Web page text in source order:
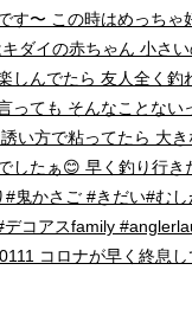
す〜 この時はめっちゃ
ダイの赤ちゃん 小さ
しんでたら 友人全く釣
っても そんなことな
い方で粘ってたら 大
したぁ😊 早く釣り行
鬼かさご #きだい#む
コアスfamily
コロナが早く終息